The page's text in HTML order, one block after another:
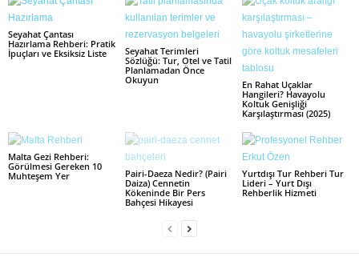
Seyahat Çantası
Hazırlama Rehberi: Pratik
İpuçları ve Eksiksiz Liste
Seyahat Terimleri
Sözlüğü: Tur, Otel ve Tatil
Planlamadan Önce
Okuyun
En Rahat Uçaklar
Hangileri? Havayolu
Koltuk Genişliği
Karşılaştırması (2025)
Malta Gezi Rehberi:
Görülmesi Gereken 10
Muhteşem Yer
Pairi-Daeza Nedir? (Pairi
Daiza) Cennetin
Kökeninde Bir Pers
Bahçesi Hikayesi
Yurtdışı Tur Rehberi Tur
Lideri – Yurt Dışı
Rehberlik Hizmeti